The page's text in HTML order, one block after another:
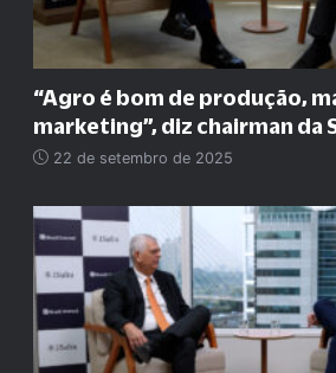
“Agro é bom de produção,
marketing”, diz chairman da
22 de setembro de 2025